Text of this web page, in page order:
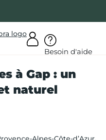
Besoin d'aide
à Gap : un
naturel